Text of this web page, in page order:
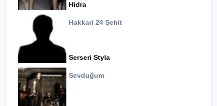
Hidra
Hakkari 24 Şehit
Serseri Styla
Sevduğum